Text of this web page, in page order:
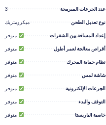
عدد الجرعات المبرمجة
3
نوع تعديل الطحن
ميكرومتريك
إعداد المسافة بين الشفرات
متوفر
أقراص معالجة لعمر أطول
متوفر
نظام حماية المحرك
متوفر
شاشة لمس
متوفر
الجرعات الإلكترونية
متوفر
التوقف والبدء
متوفر
خاصية الباريستا
متوفر